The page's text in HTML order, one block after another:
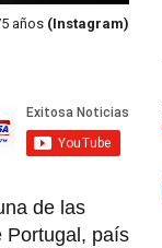
años (Instagram)
de las
Portugal, país